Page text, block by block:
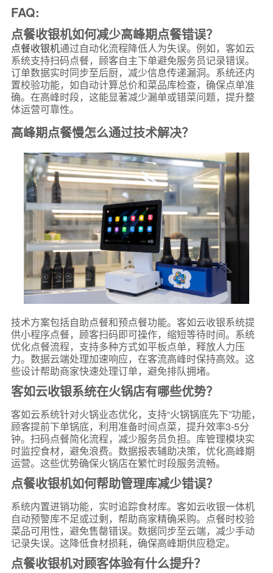
FAQ:
点餐收银机如何减少高峰期点餐错误？
点餐收银机通过自动化流程降低人为失误。例如，客如云
系统支持扫码点餐，顾客自主下单避免服务员记录错误。
订单数据实时同步至后厨，减少信息传递漏洞。系统还内
置校验功能，如自动计算总价和菜品库检查，确保点单准
确。在高峰时段，这能显著减少漏单或错菜问题，提升整
体运营可靠性。
高峰期点餐慢怎么通过技术解决？
技术方案包括自助点餐和预点餐功能。客如云收银系统提
供小程序点餐，顾客扫码即可操作，缩短等待时间。系统
优化点餐流程，支持多种方式如平板点单，释放人力压
力。数据云端处理加速响应，在客流高峰时保持高效。这
些设计帮助商家快速处理订单，避免排队拥堵。
客如云收银系统在火锅店有哪些优势？
客如云系统针对火锅业态优化，支持“火锅锅底先下”功能，
顾客提前下单锅底，利用准备时间点菜，提升效率3-5分
钟。扫码点餐简化流程，减少服务员负担。库管理模块实
时监控食材，避免浪费。数据报表辅助决策，优化高峰期
运营。这些优势确保火锅店在繁忙时段服务流畅。
点餐收银机如何帮助管理库减少错误？
系统内置进销功能，实时追踪食材库。客如云收银一体机
自动预警库不足或过剩，帮助商家精确采购。点餐时校验
菜品可用性，避免售罄错误。数据同步至云端，减少手动
记录失误。这降低食材损耗，确保高峰期供应稳定。
点餐收银机对顾客体验有什么提升？